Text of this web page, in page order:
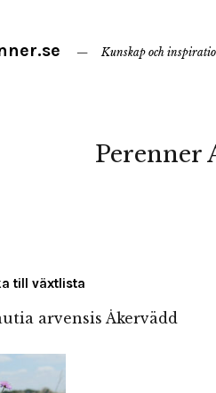
Kunskap och
Perenner
till växtlista